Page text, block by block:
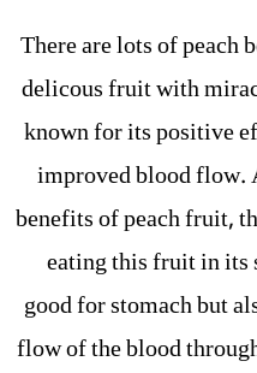
There are lots of peach
delicous fruit with
known for its positive
improved blood flow.
benefits of peach fruit,
eating this fruit in its
good for stomach but
flow of the blood